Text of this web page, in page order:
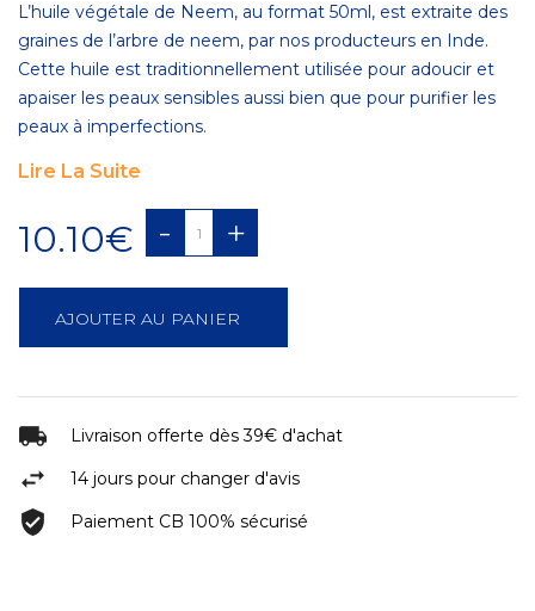
L’huile végétale de Neem, au format 50ml, est extraite des
graines de l’arbre de neem, par nos producteurs en Inde.
Cette huile est traditionnellement utilisée pour adoucir et
apaiser les peaux sensibles aussi bien que pour purifier les
peaux à imperfections.
Lire La Suite
10.10€ - +
AJOUTER AU PANIER
Livraison offerte dès 39€ d'achat
14 jours pour changer d'avis
Paiement CB 100% sécurisé